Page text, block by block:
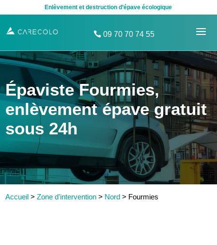
Enlèvement et destruction d’épave écologique
09 70 70 74 55
Épaviste Fourmies,
enlèvement épave gratuit
sous 24h
Accueil >Zone d'intervention > Nord > Fourmies